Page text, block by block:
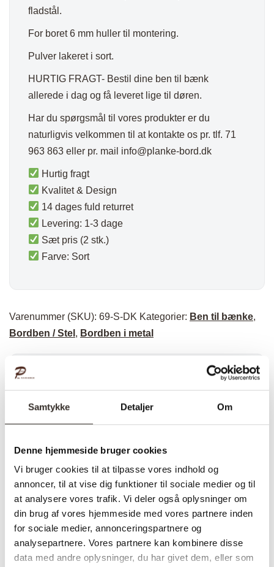
Samtykke Detaljer Om
Denne hjemmeside bruger cookies
Vi bruger cookies til at tilpasse vores indhold og
annoncer, til at vise dig funktioner til sociale medier og til
at analysere vores trafik. Vi deler også oplysninger om
din brug af vores hjemmeside med vores partnere inden
for sociale medier, annonceringspartnere og
analysepartnere. Vores partnere kan kombinere disse
data med andre oplysninger, du har givet dem, eller som
fladstål.
For boret 6 mm huller til montering.
Pulver lakeret i sort.
HURTIG FRAGT- Bestil dine ben til bænk
allerede i dag og få leveret lige til døren.
Har du spørgsmål til vores produkter er du
naturligvis velkommen til at kontakte os pr. tlf. 71
963 863 eller pr. mail info@planke-bord.dk
Hurtig fragt
Kvalitet & Design
14 dages fuld returret
Levering: 1-3 dage
Sæt pris (2 stk.)
Farve: Sort
Varenummer (SKU): 69-S-DK Kategorier: Ben til bænke,
Bordben / Stel , Bordben i metal
Specifikationer:
Model: Ben til bænk krydsstel
Behandling Pulverlakeret
Farve: Sort
Total højde 40 cm
Bredde: Top 30 cm bund 30 cm